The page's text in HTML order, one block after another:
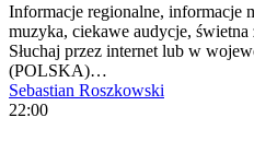
Informacje regionalne, informacje
muzyka, ciekawe audycje,
Słuchaj przez internet lub w
(POLSKA)…
Sebastian Roszkowski
22:00